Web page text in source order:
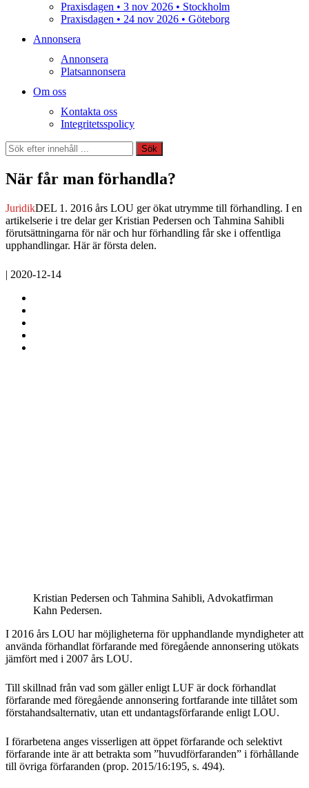
Praxisdagen • 3 nov 2026 • Stockholm
Praxisdagen • 24 nov 2026 • Göteborg
Annonsera
Annonsera
Platsannonsera
Om oss
Kontakta oss
Integritetsspolicy
Sök
Sök
När får man förhandla?
JuridikDEL 1. 2016 års LOU ger ökat utrymme till förhandling. I en
artikelserie i tre delar ger Kristian Pedersen och Tahmina Sahibli
förutsättningarna för när och hur förhandling får ske i offentliga
upphandlingar. Här är första delen.
| 2020-12-14
Kristian Pedersen och Tahmina Sahibli, Advokatfirman
Kahn Pedersen.
I 2016 års LOU har möjligheterna för upphandlande myndigheter att
använda förhandlat förfarande med föregående annonsering utökats
jämfört med i 2007 års LOU.
Till skillnad från vad som gäller enligt LUF är dock förhandlat
förfarande med föregående annonsering fortfarande inte tillåtet som
förstahandsalternativ, utan ett undantagsförfarande enligt LOU.
I förarbetena anges visserligen att öppet förfarande och selektivt
förfarande inte är att betrakta som ”huvudförfaranden” i förhållande
till övriga förfaranden (prop. 2015/16:195, s. 494).